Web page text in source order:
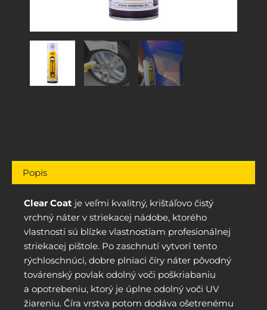
Popis
Clear Coat je veľmi kvalitný, krištáľovo čistý
vrchný náter v striekacej nádobe, ktorého
vlastnosti sú blízke vlastnostiam profesionálnej
striekacej pištole. Po zaschnutí vytvorí tento
rýchloschnúci, dobre plniaci číry náter pôvodný
továrenský povlak odolný voči poškriabaniu
a opotrebeniu, ktorý je úplne odolný voči UV
žiareniu. Číra vrstva potom dodáva ošetrenému